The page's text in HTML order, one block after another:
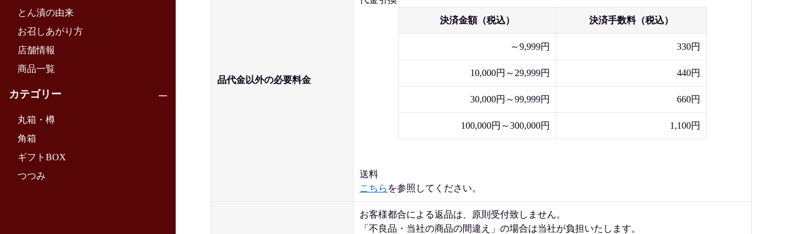
とん漬の由来
お召しあがり方
店舗情報
商品一覧
カテゴリー
丸箱・樽
角箱
ギフトBOX
つつみ
品代金以外の必要料金
決済金額（税込） 決済手数料（税込）
～9,999円 330円
10,000円～29,999円 440円
30,000円～99,999円 660円
100,000円～300,000円 1,100円
送料
こちら を参照してください。
お客様都合による返品は、原則受付致しません。
「不良品・当社の商品の間違え」の場合は当社が負担いたします。